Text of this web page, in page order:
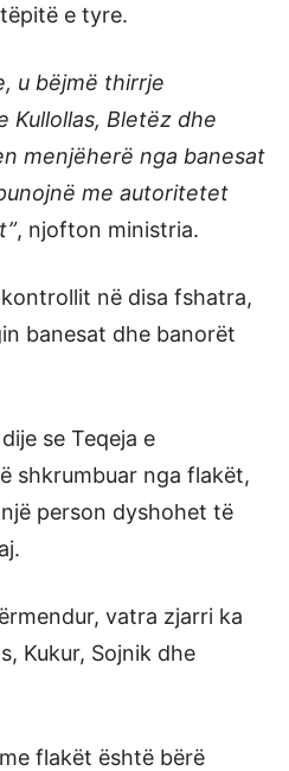
e tyre.
u bëjmë thirrje
Kullollas, Bletëz dhe
menjëherë nga banesat
me autoritetet
, njofton ministria.
në disa fshatra,
banesat dhe banorët
se Teqeja e
shkrumbuar nga flakët,
person dyshohet të
vatra zjarri ka
Kukur, Sojnik dhe
flakët është bërë